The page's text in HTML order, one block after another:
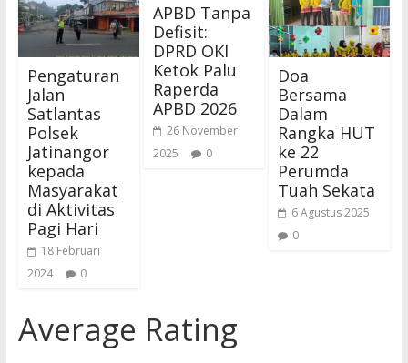
Pengaturan
Jalan
Satlantas
Polsek
Jatinangor
kepada
Masyarakat
di Aktivitas
Pagi Hari
18 Februari
2024
0
APBD Tanpa
Defisit:
DPRD OKI
Ketok Palu
Raperda
APBD 2026
26 November
2025
0
Doa
Bersama
Dalam
Rangka HUT
ke 22
Perumda
Tuah Sekata
6 Agustus 2025
0
Average Rating